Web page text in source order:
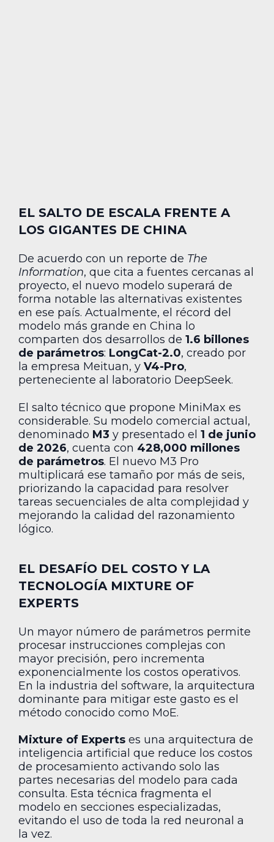
EL SALTO DE ESCALA FRENTE A
LOS GIGANTES DE CHINA
De acuerdo con un reporte de The
Information, que cita a fuentes cercanas al
proyecto, el nuevo modelo superará de
forma notable las alternativas existentes
en ese país. Actualmente, el récord del
modelo más grande en China lo
comparten dos desarrollos de 1.6 billones
de parámetros: LongCat-2.0, creado por
la empresa Meituan, y V4-Pro,
perteneciente al laboratorio DeepSeek.
El salto técnico que propone MiniMax es
considerable. Su modelo comercial actual,
denominado M3 y presentado el 1 de junio
de 2026, cuenta con 428,000 millones
de parámetros. El nuevo M3 Pro
multiplicará ese tamaño por más de seis,
priorizando la capacidad para resolver
tareas secuenciales de alta complejidad y
mejorando la calidad del razonamiento
lógico.
EL DESAFÍO DEL COSTO Y LA
TECNOLOGÍA MIXTURE OF
EXPERTS
Un mayor número de parámetros permite
procesar instrucciones complejas con
mayor precisión, pero incrementa
exponencialmente los costos operativos.
En la industria del software, la arquitectura
dominante para mitigar este gasto es el
método conocido como MoE.
Mixture of Experts es una arquitectura de
inteligencia artificial que reduce los costos
de procesamiento activando solo las
partes necesarias del modelo para cada
consulta. Esta técnica fragmenta el
modelo en secciones especializadas,
evitando el uso de toda la red neuronal a
la vez.